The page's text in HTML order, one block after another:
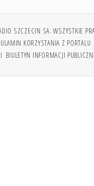
SZCZECIN SA. WSZYSTKIE
KORZYSTANIA Z PORTALU
BIULETYN INFORMACJI